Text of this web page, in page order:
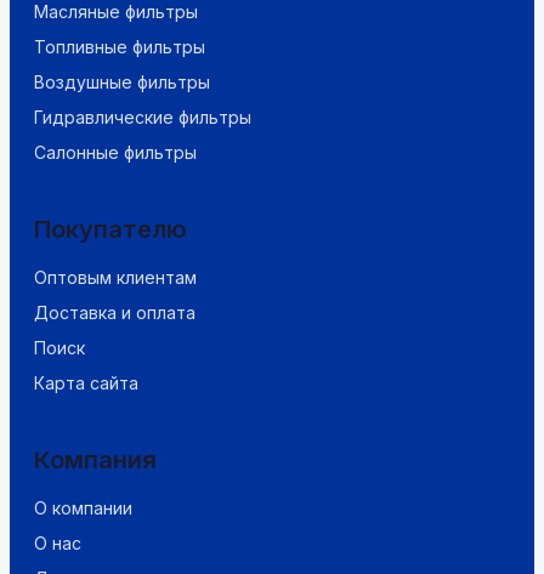
Масляные фильтры
Топливные фильтры
Воздушные фильтры
Гидравлические фильтры
Салонные фильтры
Покупателю
Оптовым клиентам
Доставка и оплата
Поиск
Карта сайта
Компания
О компании
О нас